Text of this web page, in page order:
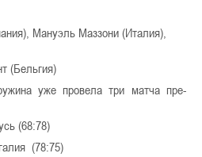
Мануэль Маззони (Италия),
(Бельгия)
уже провела три матча пре-
(68:78)
(78:75)